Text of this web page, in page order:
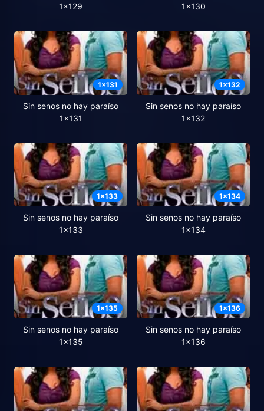
1x129
1x130
1x131
Sin senos no hay paraíso
1x131
1x132
Sin senos no hay paraíso
1x132
1x133
Sin senos no hay paraíso
1x133
1x134
Sin senos no hay paraíso
1x134
1x135
Sin senos no hay paraíso
1x135
1x136
Sin senos no hay paraíso
1x136